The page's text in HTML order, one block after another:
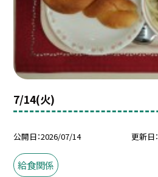
7/14(火)
公開日 2026/07/14 更新日
給食関係